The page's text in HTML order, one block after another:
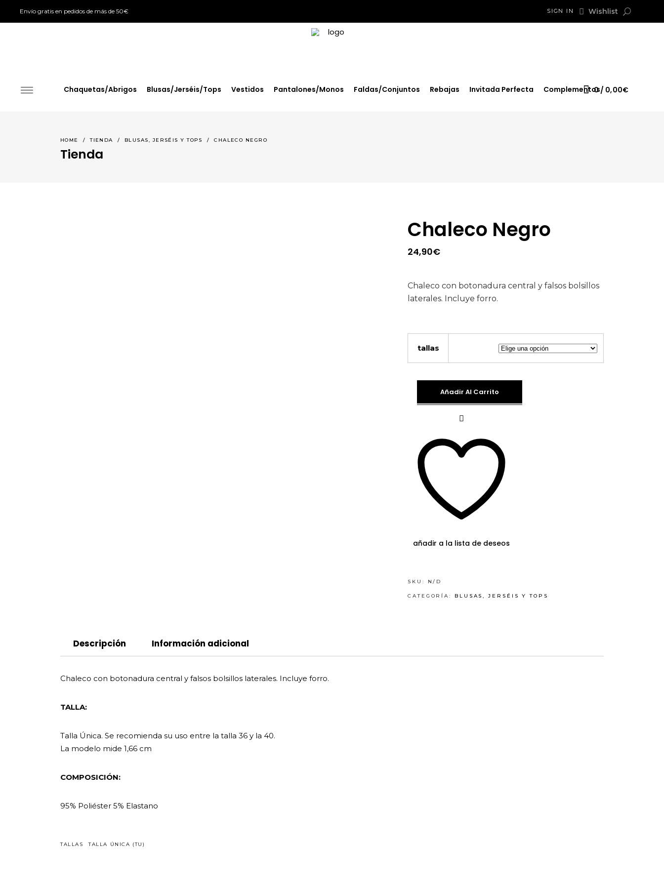
Envío gratis en pedidos de más de 50€ SIGN IN Wishlist
Chaquetas/Abrigos Blusas/Jerséis/Tops Vestidos Pantalones/Monos Faldas/Conjuntos Rebajas Invitada Perfecta Complementos
0 0,00€
HOME /TIENDA / BLUSAS, JERSÉIS Y TOPS /CHALECO NEGRO
Tienda
Chaleco Negro
24,90€
Chaleco con botonadura central y falsos bolsillos
laterales. Incluye forro.
tallas
Añadir Al Carrito
añadir a la lista de deseos
SKU: N/D
CATEGORÍA: BLUSAS, JERSÉIS Y TOPS
Descripción Información adicional
Chaleco con botonadura central y falsos bolsillos laterales. Incluye forro.
TALLA:
Talla Única. Se recomienda su uso entre la talla 36 y la 40.
La modelo mide 1,66 cm
COMPOSICIÓN:
95% Poliéster 5% Elastano
TALLAS TALLA ÚNICA (TU)